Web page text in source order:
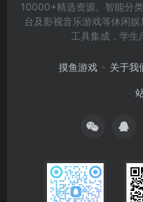
10000+精选资源。智能分
台及影视音乐游戏等休闲
工具集成，学生
摸鱼游戏 关于我